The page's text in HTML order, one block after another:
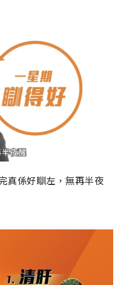
真係好瞓左，無再半夜